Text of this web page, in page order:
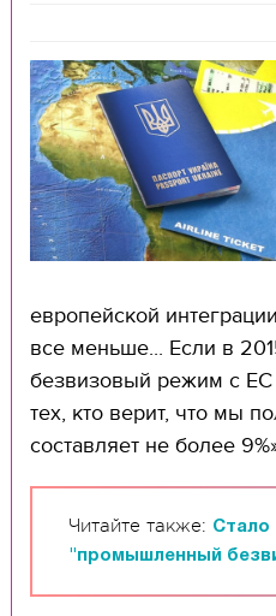
европейской
все меньше... Если в
безвизовый режим с ЕС
тех, кто верит, что мы
составляет не более
Читайте также: Стало
"промышленный